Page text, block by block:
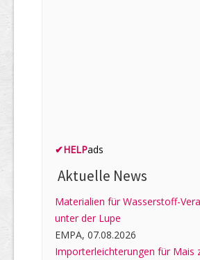
✔HELPads
Aktuelle News
Materialien für Wasserstoff-
unter der Lupe
EMPA, 07.08.2026
Importerleichterungen für Mais